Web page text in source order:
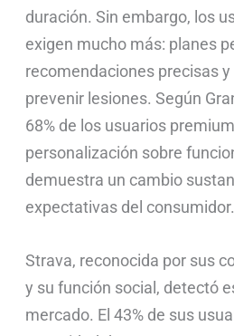
duración. Sin embargo, los
exigen mucho más: planes
recomendaciones precisas
prevenir lesiones. Según
68% de los usuarios
personalización sobre
demuestra un cambio
expectativas del consumidor.
Strava, reconocida por sus
y su función social, detectó
mercado. El 43% de sus